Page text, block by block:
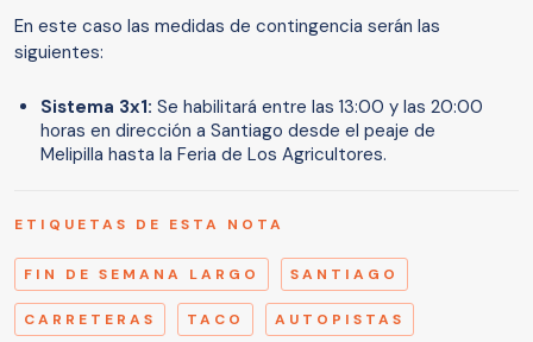
En este caso las medidas de contingencia serán las
siguientes:
Sistema 3x1: Se habilitará entre las 13:00 y las 20:00
horas en dirección a Santiago desde el peaje de
Melipilla hasta la Feria de Los Agricultores.
ETIQUETAS DE ESTA NOTA
FIN DE SEMANA LARGO SANTIAGO
CARRETERAS TACO AUTOPISTAS